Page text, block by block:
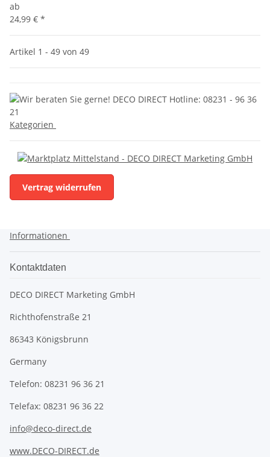
ab
24,99 € *
Artikel 1 - 49 von 49
Kategorien
Vertrag widerrufen
Informationen
Kontaktdaten
DECO DIRECT Marketing GmbH
Richthofenstraße 21
86343 Königsbrunn
Germany
Telefon: 08231 96 36 21
Telefax: 08231 96 36 22
info@deco-direct.de
www.DECO-DIRECT.de